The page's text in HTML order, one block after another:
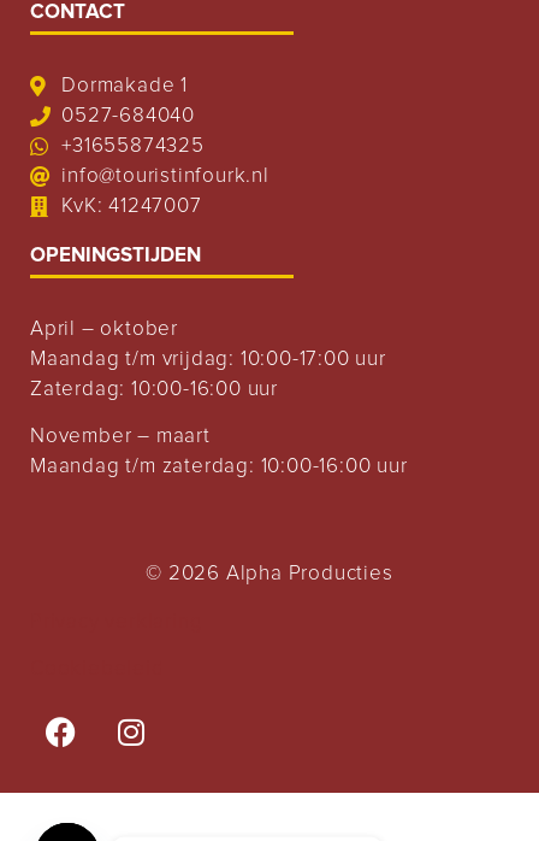
CONTACT
Dormakade 1
0527-684040
+31655874325
info@touristinfourk.nl
KvK: 41247007
OPENINGSTIJDEN
April – oktober
Maandag t/m vrijdag: 10:00-17:00 uur
Zaterdag: 10:00-16:00 uur
November – maart
Maandag t/m zaterdag: 10:00-16:00 uur
© 2026 Alpha Producties